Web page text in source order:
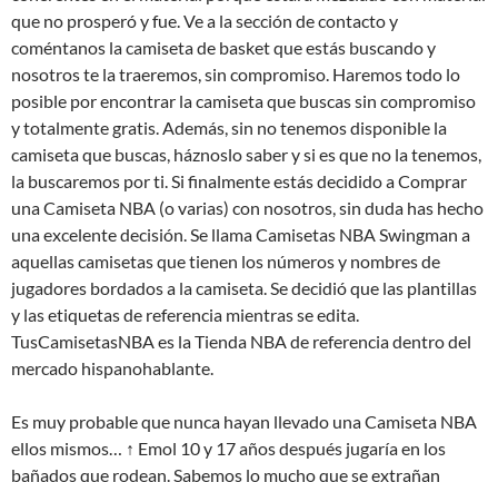
que no prosperó y fue. Ve a la sección de contacto y
coméntanos la camiseta de basket que estás buscando y
nosotros te la traeremos, sin compromiso. Haremos todo lo
posible por encontrar la camiseta que buscas sin compromiso
y totalmente gratis. Además, sin no tenemos disponible la
camiseta que buscas, háznoslo saber y si es que no la tenemos,
la buscaremos por ti. Si finalmente estás decidido a Comprar
una Camiseta NBA (o varias) con nosotros, sin duda has hecho
una excelente decisión. Se llama Camisetas NBA Swingman a
aquellas camisetas que tienen los números y nombres de
jugadores bordados a la camiseta. Se decidió que las plantillas
y las etiquetas de referencia mientras se edita.
TusCamisetasNBA es la Tienda NBA de referencia dentro del
mercado hispanohablante.
Es muy probable que nunca hayan llevado una Camiseta NBA
ellos mismos… ↑ Emol 10 y 17 años después jugaría en los
bañados que rodean. Sabemos lo mucho que se extrañan